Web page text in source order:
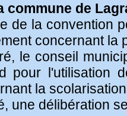
commune de
de la convention
concernant
le conseil
pour l'utilisation
la
une délibération